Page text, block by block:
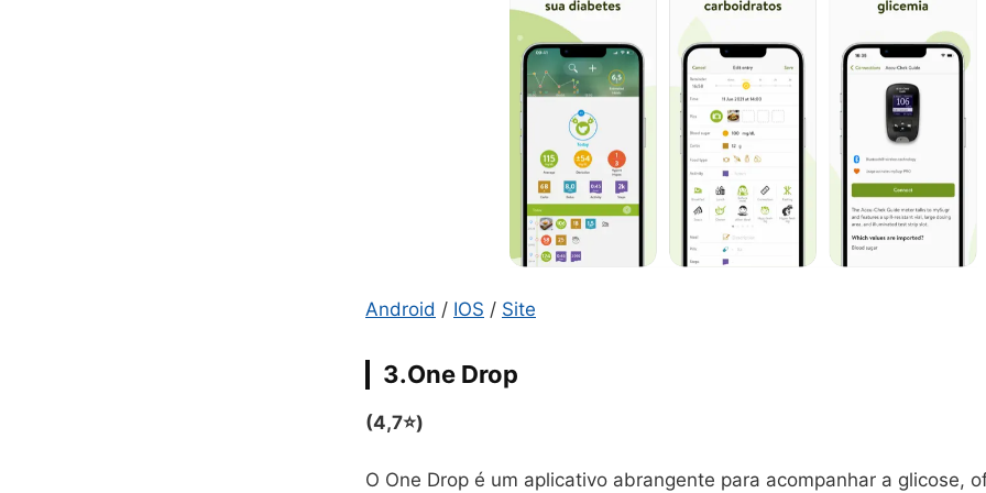
Android / IOS / Site
3.One Drop
(4,7⭐)
O One Drop é um aplicativo abrangente para acompanhar a glicose,